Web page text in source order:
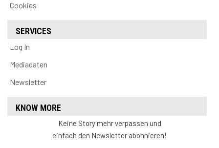
Cookies
SERVICES
Log In
Mediadaten
Newsletter
KNOW MORE
Keine Story mehr verpassen und
einfach den Newsletter abonnieren!